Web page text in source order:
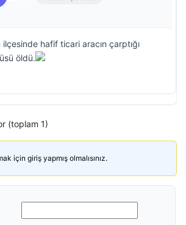
ilçesinde hafif ticari aracın çarptığı
öldü.
(toplam 1)
için giriş yapmış olmalısınız.